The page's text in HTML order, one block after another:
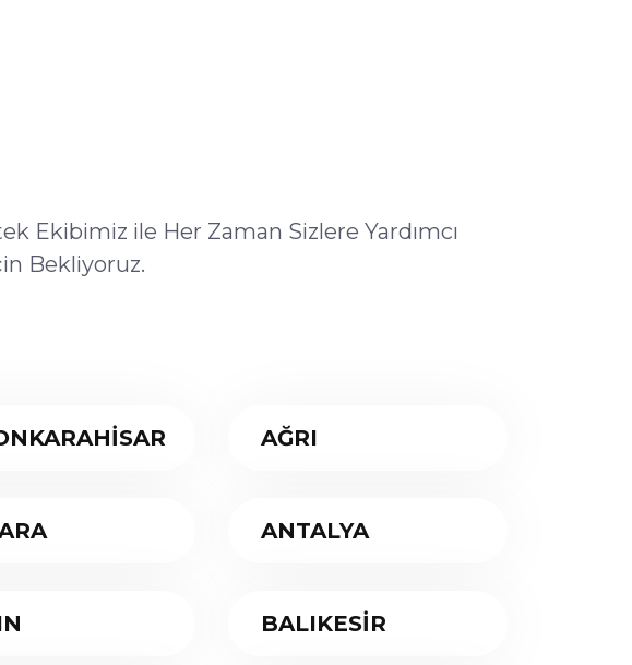
Ekibimiz ile Her Zaman Sizlere Yardımcı
Bekliyoruz.
AĞRI
ANTALYA
BALIKESİR